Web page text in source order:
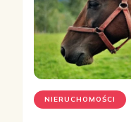
NIERUCHOMOŚCI